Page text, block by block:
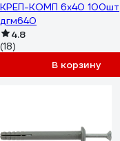
КРЕП-КОМП 6х40 100шт
дгм640
4.8
(18)
В корзину